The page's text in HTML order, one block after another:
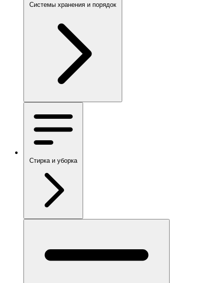
Системы хранения и порядок
Стирка и уборка